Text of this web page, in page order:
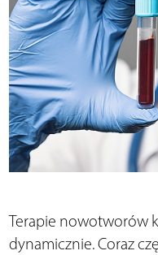
Terapie nowotworów
dynamicznie. Coraz